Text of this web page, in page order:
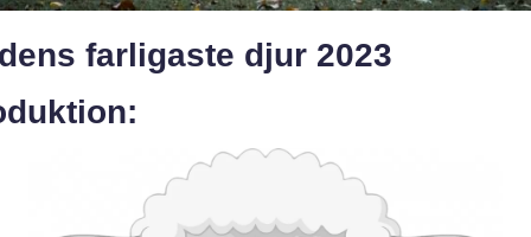
farligaste djur 2023